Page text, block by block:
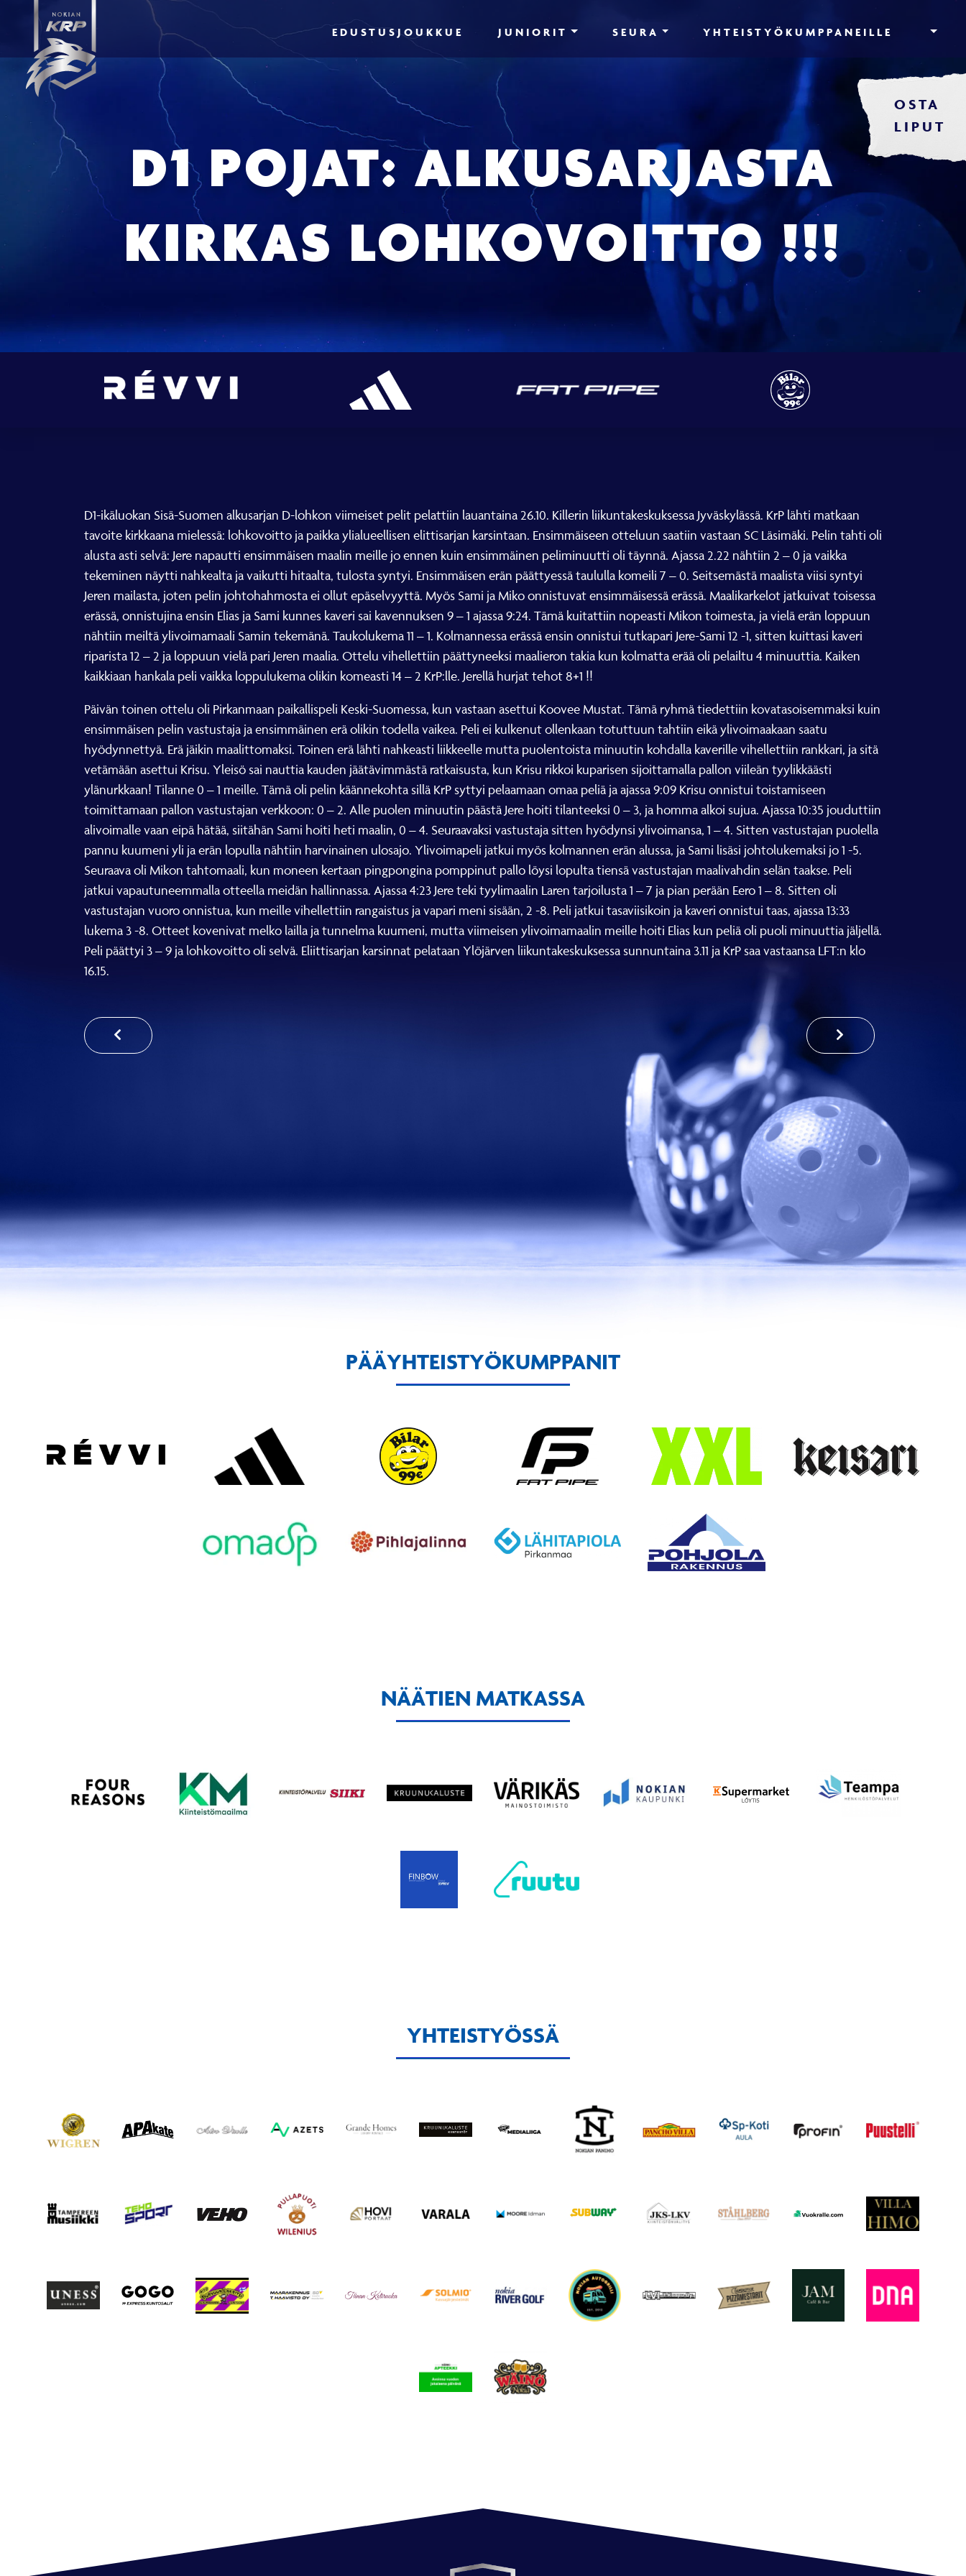
EDUSTUSJOUKKUE JUNIORIT SEURA YHTEISTYÖKUMPPANEILLE
OSTA
LIPUT
D1 POJAT: ALKUSARJASTA
KIRKAS LOHKOVOITTO !!!
D1-ikäluokan Sisä-Suomen alkusarjan D-lohkon viimeiset pelit pelattiin lauantaina 26.10. Killerin liikuntakeskuksessa Jyväskylässä. KrP lähti matkaan
tavoite kirkkaana mielessä: lohkovoitto ja paikka ylialueellisen elittisarjan karsintaan. Ensimmäiseen otteluun saatiin vastaan SC Läsimäki. Pelin tahti oli
alusta asti selvä: Jere napautti ensimmäisen maalin meille jo ennen kuin ensimmäinen peliminuutti oli täynnä. Ajassa 2.22 nähtiin 2 – 0 ja vaikka
tekeminen näytti nahkealta ja vaikutti hitaalta, tulosta syntyi. Ensimmäisen erän päättyessä taululla komeili 7 – 0. Seitsemästä maalista viisi syntyi
Jeren mailasta, joten pelin johtohahmosta ei ollut epäselvyyttä. Myös Sami ja Miko onnistuvat ensimmäisessä erässä. Maalikarkelot jatkuivat toisessa
erässä, onnistujina ensin Elias ja Sami kunnes kaveri sai kavennuksen 9 – 1 ajassa 9:24. Tämä kuitattiin nopeasti Mikon toimesta, ja vielä erän loppuun
nähtiin meiltä ylivoimamaali Samin tekemänä. Taukolukema 11 – 1. Kolmannessa erässä ensin onnistui tutkapari Jere-Sami 12 -1, sitten kuittasi kaveri
riparista 12 – 2 ja loppuun vielä pari Jeren maalia. Ottelu vihellettiin päättyneeksi maalieron takia kun kolmatta erää oli pelailtu 4 minuuttia. Kaiken
kaikkiaan hankala peli vaikka loppulukema olikin komeasti 14 – 2 KrP:lle. Jerellä hurjat tehot 8+1 !!
Päivän toinen ottelu oli Pirkanmaan paikallispeli Keski-Suomessa, kun vastaan asettui Koovee Mustat. Tämä ryhmä tiedettiin kovatasoisemmaksi kuin
ensimmäisen pelin vastustaja ja ensimmäinen erä olikin todella vaikea. Peli ei kulkenut ollenkaan totuttuun tahtiin eikä ylivoimaakaan saatu
hyödynnettyä. Erä jäikin maalittomaksi. Toinen erä lähti nahkeasti liikkeelle mutta puolentoista minuutin kohdalla kaverille vihellettiin rankkari, ja sitä
vetämään asettui Krisu. Yleisö sai nauttia kauden jäätävimmästä ratkaisusta, kun Krisu rikkoi kuparisen sijoittamalla pallon viileän tyylikkäästi
ylänurkkaan! Tilanne 0 – 1 meille. Tämä oli pelin käännekohta sillä KrP syttyi pelaamaan omaa peliä ja ajassa 9:09 Krisu onnistui toistamiseen
toimittamaan pallon vastustajan verkkoon: 0 – 2. Alle puolen minuutin päästä Jere hoiti tilanteeksi 0 – 3, ja homma alkoi sujua. Ajassa 10:35 jouduttiin
alivoimalle vaan eipä hätää, siitähän Sami hoiti heti maalin, 0 – 4. Seuraavaksi vastustaja sitten hyödynsi ylivoimansa, 1 – 4. Sitten vastustajan puolella
pannu kuumeni yli ja erän lopulla nähtiin harvinainen ulosajo. Ylivoimapeli jatkui myös kolmannen erän alussa, ja Sami lisäsi johtolukemaksi jo 1 -5.
Seuraava oli Mikon tahtomaali, kun moneen kertaan pingpongina pomppinut pallo löysi lopulta tiensä vastustajan maalivahdin selän taakse. Peli
jatkui vapautuneemmalla otteella meidän hallinnassa. Ajassa 4:23 Jere teki tyylimaalin Laren tarjoilusta 1 – 7 ja pian perään Eero 1 – 8. Sitten oli
vastustajan vuoro onnistua, kun meille vihellettiin rangaistus ja vapari meni sisään, 2 -8. Peli jatkui tasaviisikoin ja kaveri onnistui taas, ajassa 13:33
lukema 3 -8. Otteet kovenivat melko lailla ja tunnelma kuumeni, mutta viimeisen ylivoimamaalin meille hoiti Elias kun peliä oli puoli minuuttia jäljellä.
Peli päättyi 3 – 9 ja lohkovoitto oli selvä. Eliittisarjan karsinnat pelataan Ylöjärven liikuntakeskuksessa sunnuntaina 3.11 ja KrP saa vastaansa LFT:n klo
16.15.
PÄÄYHTEISTYÖKUMPPANIT
NÄÄTIEN MATKASSA
YHTEISTYÖSSÄ